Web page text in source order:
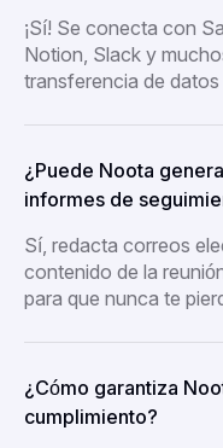
¡Sí! Se conecta con
Notion, Slack y
transferencia de datos
¿Puede Noota
informes de
Sí, redacta correos
contenido de la
para que nunca te
¿Cómo garantiza
cumplimiento?